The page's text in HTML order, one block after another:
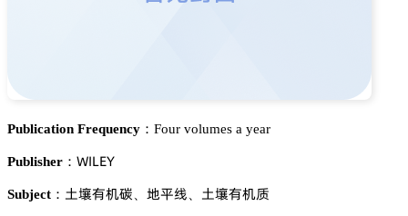
Publication Frequency： Four volumes a year
Publisher： 遙喊欄乊巨
Subject： 浰梊犲诜崜 妤恡灦 浰梊犲诜魉